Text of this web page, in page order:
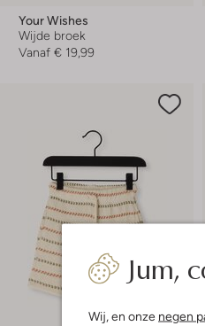
Jum,
Wij, en onze negen
Your Wishes
Wijde broek
Vanaf € 19,99